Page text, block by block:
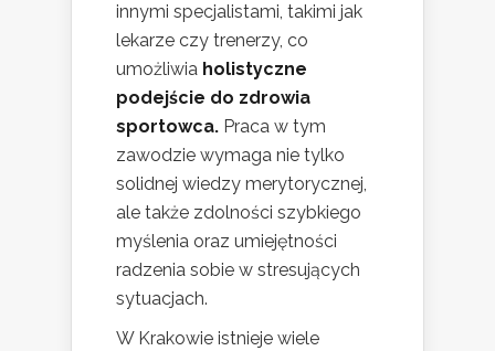
innymi specjalistami, takimi jak
lekarze czy trenerzy, co
umożliwia holistyczne
podejście do zdrowia
sportowca. Praca w tym
zawodzie wymaga nie tylko
solidnej wiedzy merytorycznej,
ale także zdolności szybkiego
myślenia oraz umiejętności
radzenia sobie w stresujących
sytuacjach.
W Krakowie istnieje wiele